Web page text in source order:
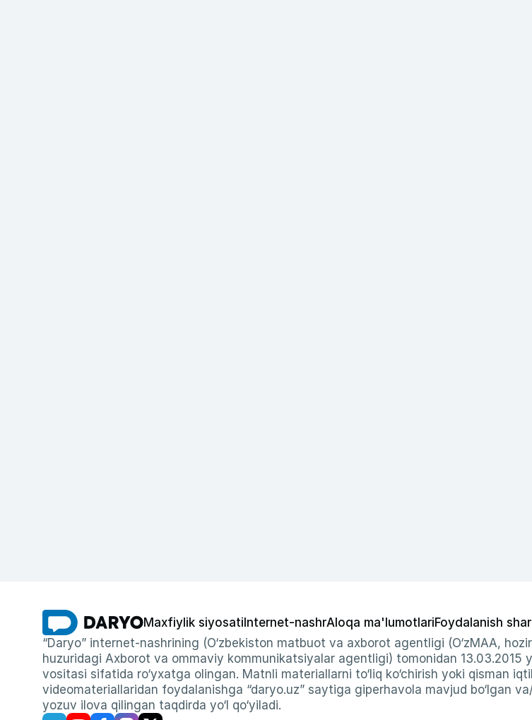
Maxfiylik siyosati Internet-nashrAloqa ma'lumotlariFoydalanish
“Daryo” internet-nashrining (O‘zbekiston matbuot va axborot agentligi (O‘zMAA,
huzuridagi Axborot va ommaviy kommunikatsiyalar agentligi) tomonidan
vositasi sifatida ro‘yxatga olingan. Matnli materiallarni to‘liq ko‘chirish yoki qisman
videomateriallaridan foydalanishga “daryo.uz” saytiga giperhavola mavjud bo‘lgan
yozuv ilova qilingan taqdirda yo‘l qo‘yiladi.